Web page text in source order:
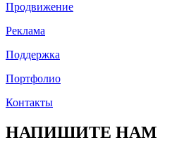
Продвижение
Реклама
Поддержка
Портфолио
Контакты
НАПИШИТЕ НАМ